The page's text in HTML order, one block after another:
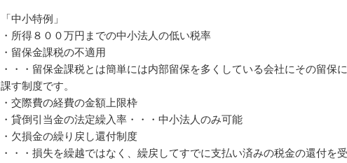
「中小特例」
・所得８００万円までの中小法人の低い税率
・留保金課税の不適用
・・・留保金課税とは簡単には内部留保を多くしている会社にその留保
課す制度です。
・交際費の経費の金額上限枠
・貸倒引当金の法定繰入率 ・・・中小法人のみ可能
・欠損金の繰り戻し還付制度
・・・損失を繰越ではなく、繰戻してすでに支払い済みの税金の還付を